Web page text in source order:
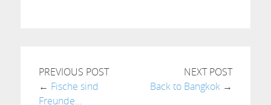
PREVIOUS POST
← Fische sind
Freunde…
NEXT POST
Back to Bangkok →